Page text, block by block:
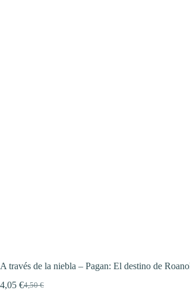
A través de la niebla – Pagan: El destino de
4,50€
4,05 €